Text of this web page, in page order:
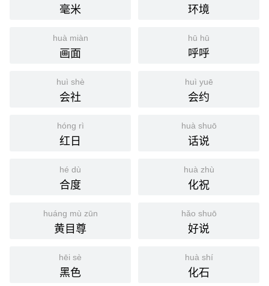
毫米 环境
huà miàn
画面
hū hū
呼呼
huì shè
会社
huì yuē
会约
hóng rì
红日
huà shuō
话说
hé dù
合度
huà zhù
化祝
huáng mù zūn
黄目尊
hǎo shuō
好说
hēi sè
黑色
huà shí
化石